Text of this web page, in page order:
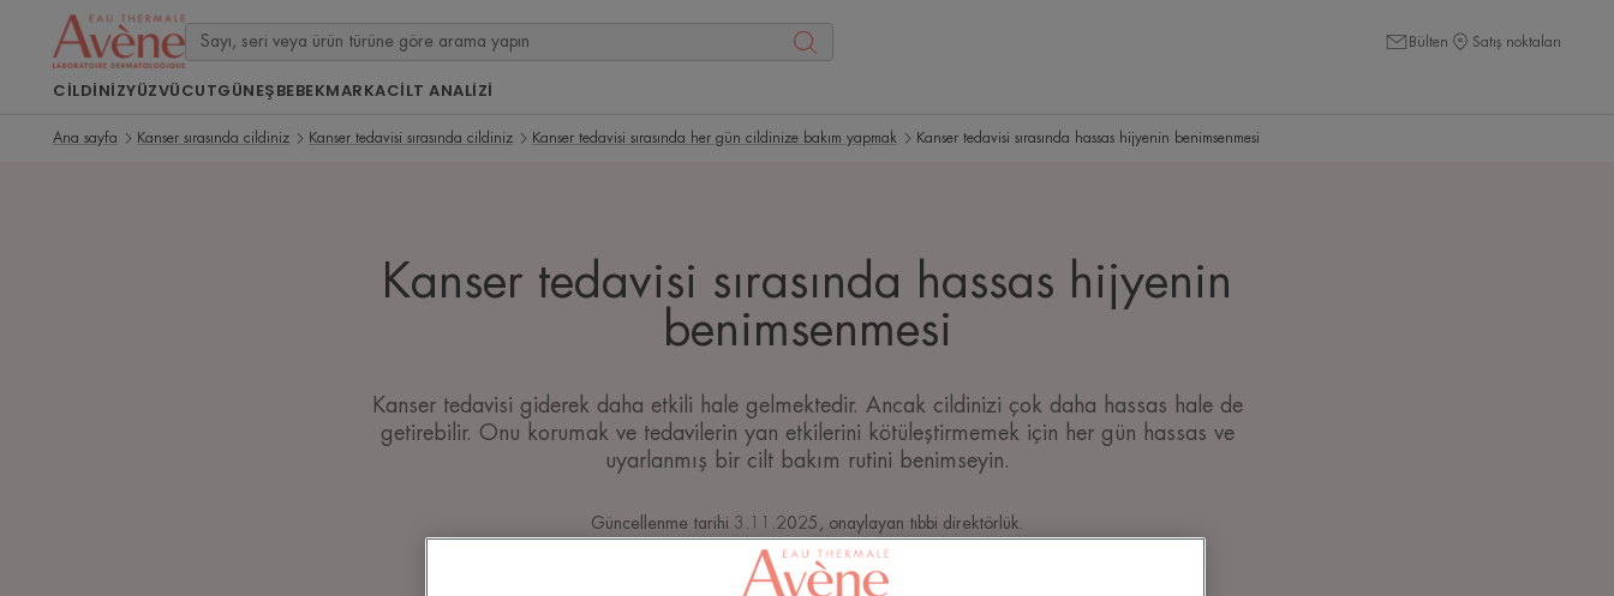
Bülten Satış noktaları
CILDINIZYÜZVÜCUTGÜNEŞBEBEKMARKACİLT ANALİZİ
Ana sayfa Kanser sırasında cildiniz Kanser tedavisi sırasında cildiniz Kanser tedavisi sırasında her gün cildinize bakım yapmak Kanser tedavisi sırasında hassas hijyenin benimsenmesi
Kanser tedavisi sırasında hassas hijyenin
benimsenmesi
Kanser tedavisi giderek daha etkili hale gelmektedir. Ancak cildinizi çok daha hassas hale de
getirebilir. Onu korumak ve tedavilerin yan etkilerini kötüleştirmemek için her gün hassas ve
uyarlanmış bir cilt bakım rutini benimseyin.
Güncellenme tarihi 3.11.2025 , onaylayan tıbbi direktörlük
Kanser tedavisi sırasında her gün cildinize bakım yapmak